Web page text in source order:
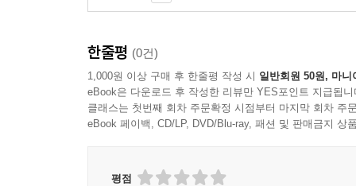
한줄평 (0건)
1,000원 이상 구매 후 한줄평 작성 시 일반회원 50원, 마니
eBook은 다운로드 후 작성한 리뷰만 YES포인트 지급됩니
클래스는 첫번째 회차 주문확정 시점부터 마지막 회차 주
eBook 페이백, CD/LP, DVD/Blu-ray, 패션 및 판매금지 상
평점